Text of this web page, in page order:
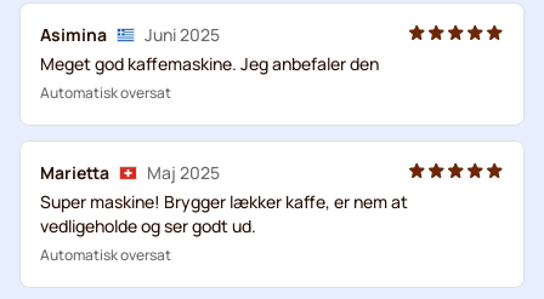
Asimina
Juni 2025
Meget god kaffemaskine. Jeg anbefaler den
Automatisk oversat
Marietta
Maj 2025
Super maskine! Brygger lækker kaffe, er nem at
vedligeholde og ser godt ud.
Automatisk oversat